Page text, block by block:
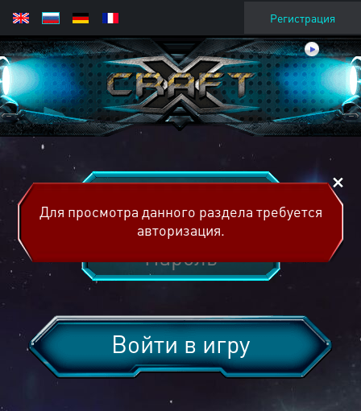
Регистрация
Войти в игру
Для просмотра данного раздела требуется
авторизация.